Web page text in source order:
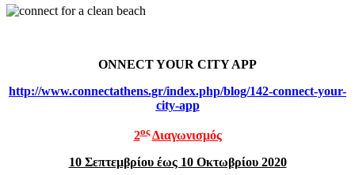
ONNECT YOUR CITY APP
http://www.connectathens.gr/index.php/blog/142-connect-your-
city-app
2οςΔιαγωνισμός
10 Σεπτεμβρίου έως 10 Οκτωβρίου 2020